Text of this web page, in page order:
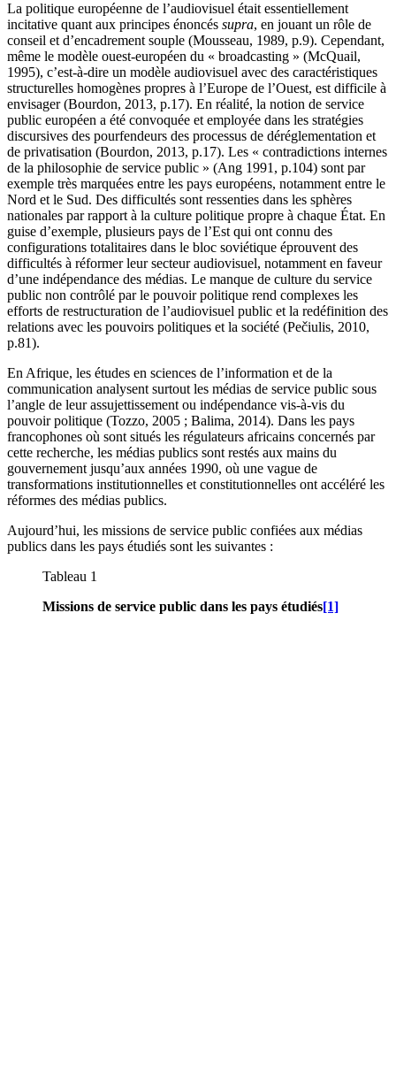
La politique européenne de l’audiovisuel était essentiellement
incitative quant aux principes énoncés supra, en jouant un rôle de
conseil et d’encadrement souple (Mousseau, 1989, p.9). Cependant,
même le modèle ouest-européen du « broadcasting » (McQuail,
1995), c’est-à-dire un modèle audiovisuel avec des caractéristiques
structurelles homogènes propres à l’Europe de l’Ouest, est difficile à
envisager (Bourdon, 2013, p.17). En réalité, la notion de service
public européen a été convoquée et employée dans les stratégies
discursives des pourfendeurs des processus de déréglementation et
de privatisation (Bourdon, 2013, p.17). Les « contradictions internes
de la philosophie de service public » (Ang 1991, p.104) sont par
exemple très marquées entre les pays européens, notamment entre le
Nord et le Sud. Des difficultés sont ressenties dans les sphères
nationales par rapport à la culture politique propre à chaque État. En
guise d’exemple, plusieurs pays de l’Est qui ont connu des
configurations totalitaires dans le bloc soviétique éprouvent des
difficultés à réformer leur secteur audiovisuel, notamment en faveur
d’une indépendance des médias. Le manque de culture du service
public non contrôlé par le pouvoir politique rend complexes les
efforts de restructuration de l’audiovisuel public et la redéfinition des
relations avec les pouvoirs politiques et la société (Pečiulis, 2010,
p.81).
En Afrique, les études en sciences de l’information et de la
communication analysent surtout les médias de service public sous
l’angle de leur assujettissement ou indépendance vis-à-vis du
pouvoir politique (Tozzo, 2005 ; Balima, 2014). Dans les pays
francophones où sont situés les régulateurs africains concernés par
cette recherche, les médias publics sont restés aux mains du
gouvernement jusqu’aux années 1990, où une vague de
transformations institutionnelles et constitutionnelles ont accéléré les
réformes des médias publics.
Aujourd’hui, les missions de service public confiées aux médias
publics dans les pays étudiés sont les suivantes :
Tableau 1
Missions de service public dans les pays étudiés[1]